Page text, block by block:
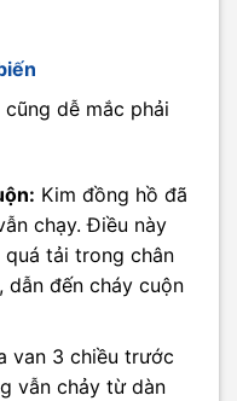
dễ mắc phải
Kim đồng hồ đã
chạy. Điều này
quá tải trong chân
dẫn đến cháy cuộn
van 3 chiều trước
vẫn chảy từ dàn